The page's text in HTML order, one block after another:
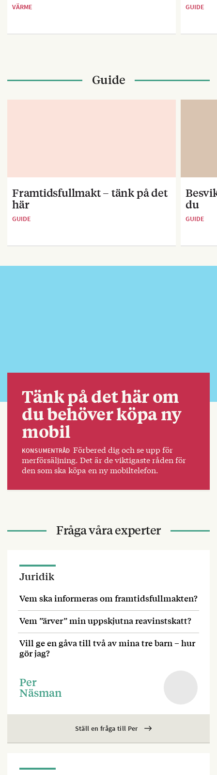
VÄRME GUIDE
Guide
Framtidsfullmakt – tänk på det
här
GUIDE
du
GUIDE
Tänk på det här om
du behöver köpa ny
mobil
KONSUMENTRÅD Förbered dig och se upp för
merförsäljning. Det är de viktigaste råden för
den som ska köpa en ny mobiltelefon.
Fråga våra experter
Juridik
Vem ska informeras om framtidsfullmakten?
Vem ”ärver” min uppskjutna reavinstskatt?
Vill ge en gåva till två av mina tre barn – hur
gör jag?
Per
Näsman
Ställ en fråga till Per